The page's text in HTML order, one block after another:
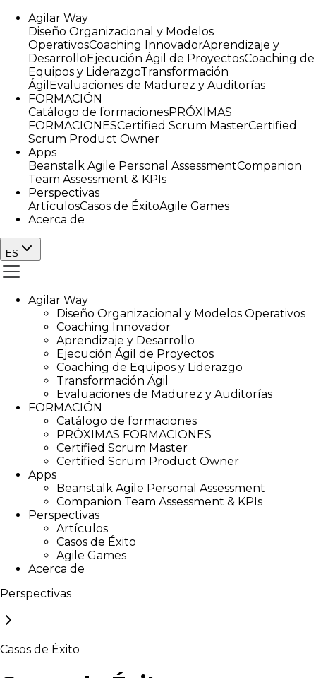
Agilar Way
Diseño Organizacional y Modelos
OperativosCoaching InnovadorAprendizaje y
DesarrolloEjecución Ágil de ProyectosCoaching de
Equipos y LiderazgoTransformación
Ágil Evaluaciones de Madurez y Auditorías
FORMACIÓN
Catálogo de formacionesPRÓXIMAS
FORMACIONESCertified Scrum MasterCertified
Scrum Product Owner
Apps
Beanstalk Agile Personal AssessmentCompanion
Team Assessment & KPIs
Perspectivas
ArtículosCasos de ÉxitoAgile Games
Acerca de
ES
Agilar Way
Diseño Organizacional y Modelos Operativos
Coaching Innovador
Aprendizaje y Desarrollo
Ejecución Ágil de Proyectos
Coaching de Equipos y Liderazgo
Transformación Ágil
Evaluaciones de Madurez y Auditorías
FORMACIÓN
Catálogo de formaciones
PRÓXIMAS FORMACIONES
Certified Scrum Master
Certified Scrum Product Owner
Apps
Beanstalk Agile Personal Assessment
Companion Team Assessment & KPIs
Perspectivas
Artículos
Casos de Éxito
Agile Games
Acerca de
Perspectivas
Casos de Éxito